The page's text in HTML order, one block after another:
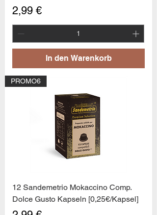
Preis
2,99 €
In den Warenkorb
PROMO6
12 Sandemetrio Mokaccino Comp.
Dolce Gusto Kapseln [0,25€/Kapsel]